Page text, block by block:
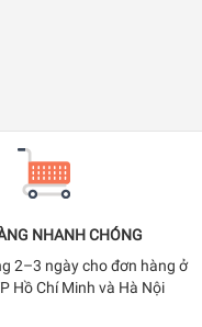
NHANH CHÓNG
2–3 ngày cho đơn hàng ở
Hồ Chí Minh và Hà Nội